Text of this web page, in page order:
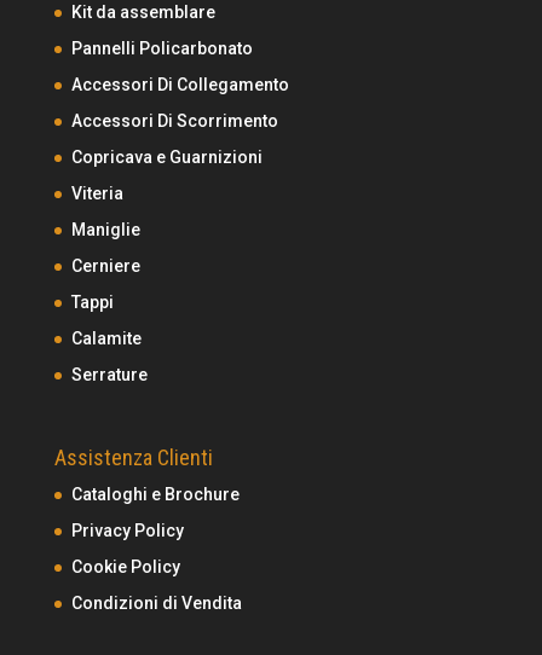
Kit da assemblare
Pannelli Policarbonato
Accessori Di Collegamento
Accessori Di Scorrimento
Copricava e Guarnizioni
Viteria
Maniglie
Cerniere
Tappi
Calamite
Serrature
Assistenza Clienti
Cataloghi e Brochure
Privacy Policy
Cookie Policy
Condizioni di Vendita